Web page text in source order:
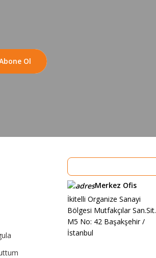
Ol
Merkez Ofis
İkitelli Organize Sanayi
Bölgesi Mutfakçılar San.Sit.
M5 No: 42 Başakşehir /
İstanbul